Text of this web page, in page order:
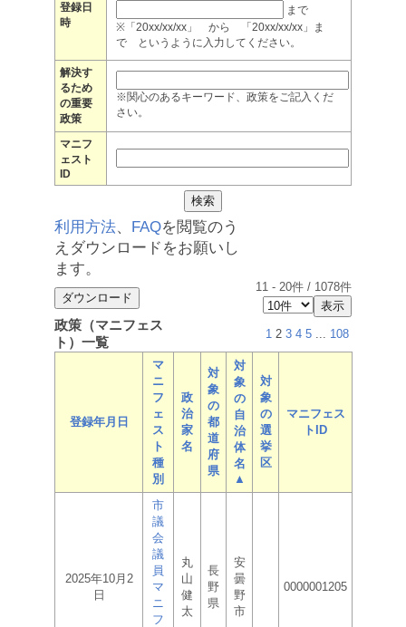
登録日
時
まで
※「20xx/xx/xx」 から 「20xx/xx/xx」ま
で というように入力してください。
解決す
るため
の重要
政策
※関心のあるキーワード、政策をご記入くだ
さい。
マニフ
ェスト
ID
利用方法、 FAQを閲覧のう
えダウンロードをお願いし
ます。
11 - 20件 / 1078件
政策（マニフェス
ト）一覧
1 2 3 4 5 ... 108
登録年月日
マ
ニ
フ
ェ
ス
ト
種
別
政
治
家
名
対
象
の
都
道
府
県
対
象
の
自
治
体
名
▲
対
象
の
選
挙
区
マニフェス
トID
2025年10月2
日
市
議
会
議
員
マ
ニ
フ
丸
山
健
太
長
野
県
安
曇
野
市
0000001205